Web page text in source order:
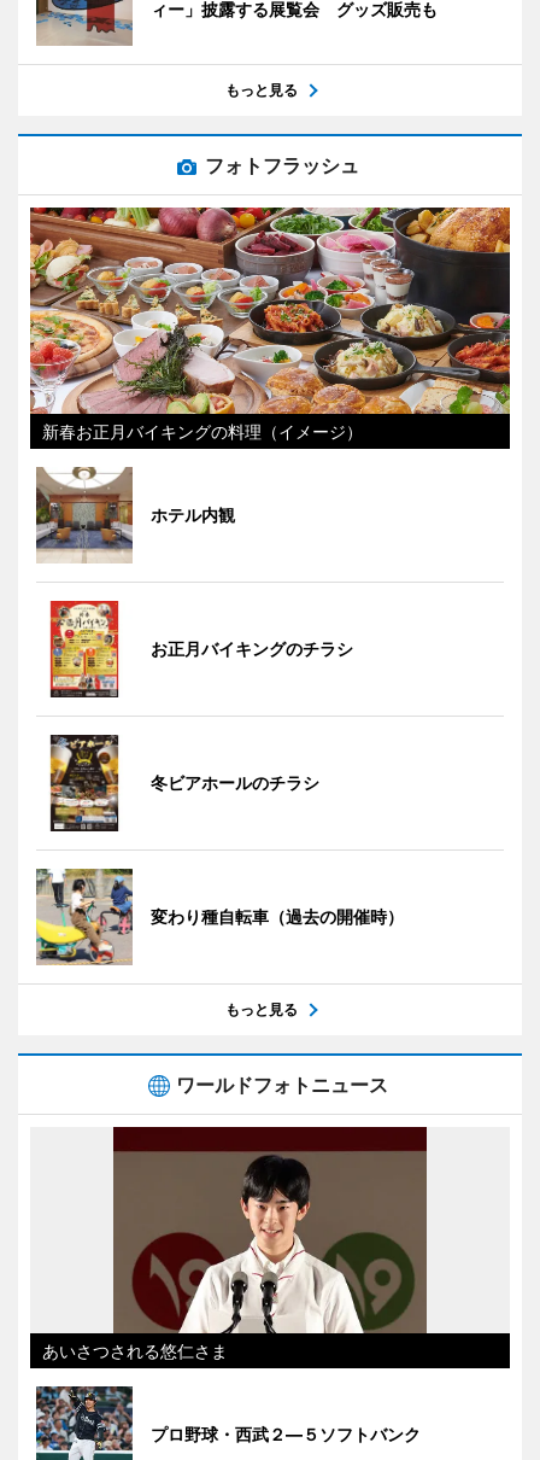
ィー」披露する展覧会 グッズ販売も
もっと見る
フォトフラッシュ
新春お正月バイキングの料理（イメージ）
ホテル内観
お正月バイキングのチラシ
冬ビアホールのチラシ
変わり種自転車（過去の開催時）
もっと見る
ワールドフォトニュース
あいさつされる悠仁さま
プロ野球・西武２―５ソフトバンク